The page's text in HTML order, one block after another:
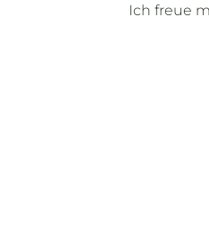
Ich freue